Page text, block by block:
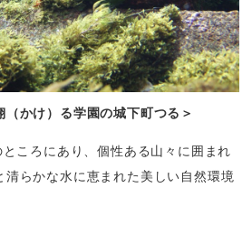
（かけ）る学園の城下町つる＞
ころにあり、個性ある山々に囲まれ
清らかな水に恵まれた美しい自然環境